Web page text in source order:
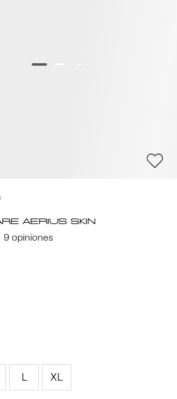
Aerius Skin
9opiniones
L XL